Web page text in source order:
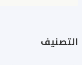
التصنيف